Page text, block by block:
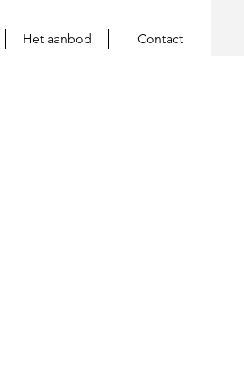
Het aanbod Contact